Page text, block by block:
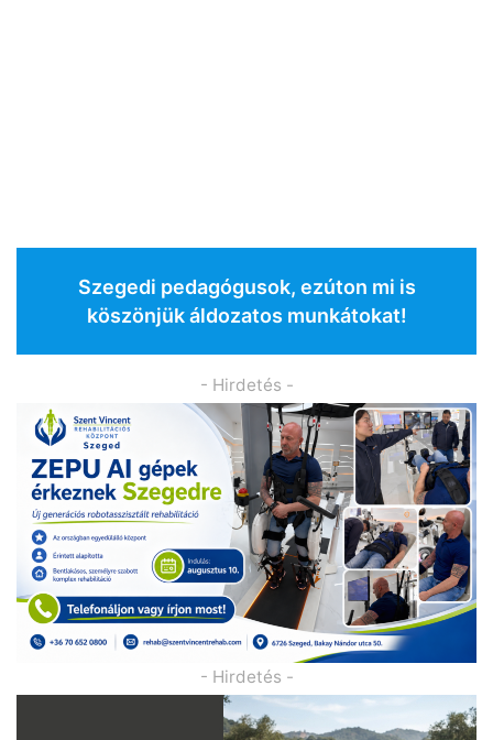
Szegedi pedagógusok, ezúton mi is
köszönjük áldozatos munkátokat!
- Hirdetés -
- Hirdetés -